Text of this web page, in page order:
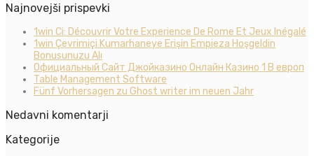
Najnovejši prispevki
1win Ci: Découvrir Votre Experience De Rome Et Jeux Inégalé
1win Çevrimiçi Kumarhaneye Erişin Empieza Hoşgeldin
Bonusunuzu Alı
Официальный Сайт Джойказино Онлайн Казино 1 В европ
Table Management Software
Fünf Vorhersagen zu Ghost writer im neuen Jahr
Nedavni komentarji
Kategorije